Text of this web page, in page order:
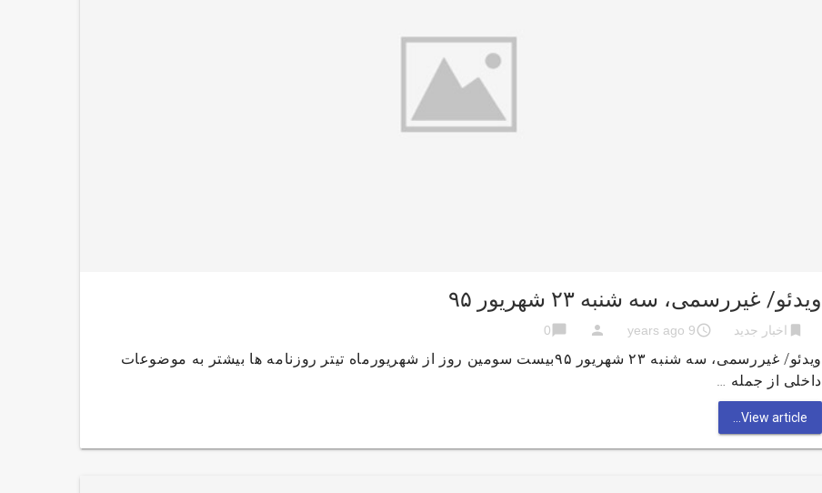
ویدئو/ غیررسمی، سه شنبه ۲۳ شهریور ۹۵
bookmark اخبار جدید access_time
9 years ago
person
chat_bubble
0
ویدئو/ غیررسمی، سه شنبه ۲۳ شهریور ۹۵بیست سومین روز از شهریورماه تیتر روزنامه ها بیشتر به موضوعات
داخلی از جمله …
View article...